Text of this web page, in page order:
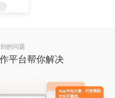
的问题
平台帮你解决